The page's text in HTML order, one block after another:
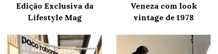
Edição Exclusiva da
Lifestyle Mag
Veneza com look
vintage de 1978